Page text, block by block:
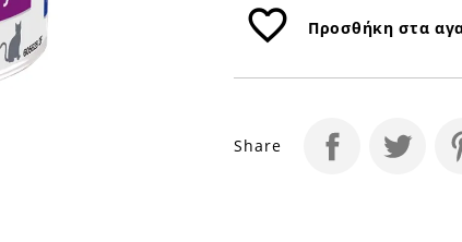
favorite_border Προσθήκη στα
Share